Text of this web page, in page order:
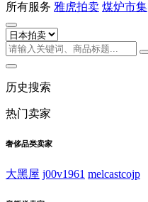
所有服务 雅虎拍卖 煤炉市集
历史搜索
热门卖家
奢侈品类卖家
大黑屋 j00v1961 melcastcojp